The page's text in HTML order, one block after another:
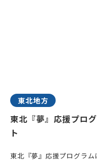
東北地方
東北『夢』応援プロ
ト
東北『夢』応援プログラ